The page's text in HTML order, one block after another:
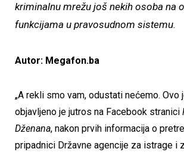
kriminalnu mrežu još nekih osoba na
funkcijama u pravosudnom sistemu.
Autor: Megafon.ba
„A rekli smo vam, odustati nećemo. Ovo
objavljeno je jutros na Facebook stranici
Dženana, nakon prvih informacija o
pripadnici Državne agencije za istrage i